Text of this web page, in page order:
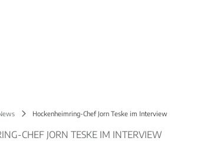
Hockenheimring-Chef Jorn Teske im Interview
CHEF JORN TESKE IM INTERVIEW